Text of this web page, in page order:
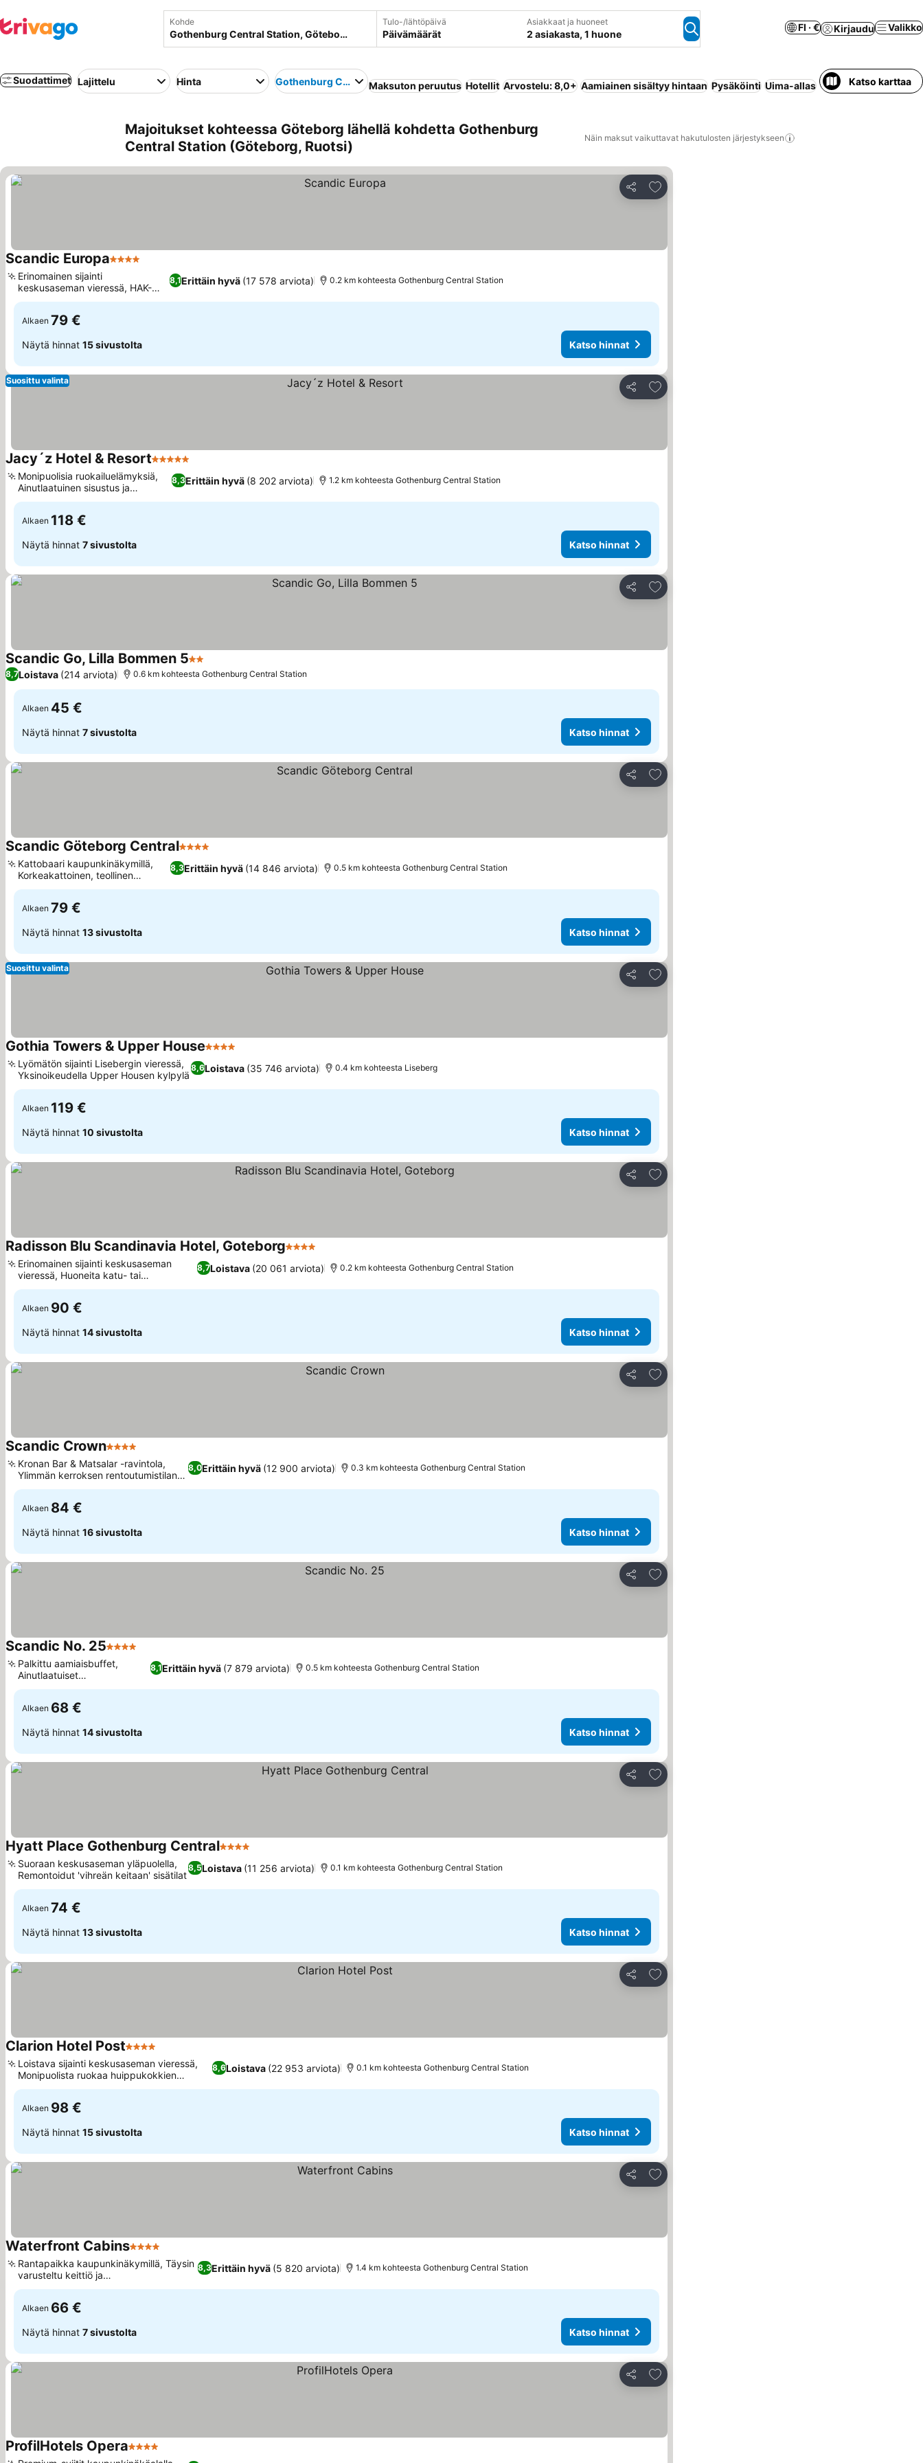
Kohde Tulo-/lähtöpäivä
Päivämäärät
Asiakkaat ja huoneet
2 asiakasta, 1 huone
FI · € Kirjaudu Valikko
Suodattimet Lajittelu Hinta Gothenburg Central StationMaksuton peruutus Hotellit Arvostelu: 8,0+ Aamiainen sisältyy hintaan Pysäköinti Uima-allas Huoneisto palveluilla
Katso karttaa
Majoitukset kohteessa Göteborg lähellä kohdetta Gothenburg
Central Station (Göteborg, Ruotsi)
Näin maksut vaikuttavat hakutulosten järjestykseen
Jaa
Lisää suosikkeihin
Scandic Europa4 Tähtiluokitus
8,1Erittäin hyvä (17 578 arviota)
Erinomainen sijainti
keskusaseman vieressä, HAK-
ravintola ja baari
0.2 km kohteesta Gothenburg Central Station
Alkaen 79 €
Näytä hinnat 15 sivustolta Katso hinnat
Jaa
Lisää suosikkeihin
Suosittu valinta
Jacy´z Hotel & Resort5 Tähtiluokitus
8,3Erittäin hyvä (8 202 arviota)
Monipuolisia ruokailuelämyksiä,
Ainutlaatuinen sisustus ja
tunnelma
1.2 km kohteesta Gothenburg Central Station
Alkaen 118 €
Näytä hinnat 7 sivustolta Katso hinnat
Jaa
Lisää suosikkeihin
Scandic Go, Lilla Bommen 52 Tähtiluokitus
8,7Loistava (214 arviota) 0.6 km kohteesta Gothenburg Central Station
Alkaen 45 €
Näytä hinnat 7 sivustolta Katso hinnat
Jaa
Lisää suosikkeihin
Scandic Göteborg Central4 Tähtiluokitus
8,3Erittäin hyvä (14 846 arviota)
Kattobaari kaupunkinäkymillä,
Korkeakattoinen, teollinen
estetiikka
0.5 km kohteesta Gothenburg Central Station
Alkaen 79 €
Näytä hinnat 13 sivustolta Katso hinnat
Jaa
Lisää suosikkeihin
Suosittu valinta
Gothia Towers & Upper House4 Tähtiluokitus
8,6Loistava (35 746 arviota)
Lyömätön sijainti Lisebergin vieressä,
Yksinoikeudella Upper Housen kylpylä
0.4 km kohteesta Liseberg
Alkaen 119 €
Näytä hinnat 10 sivustolta Katso hinnat
Jaa
Lisää suosikkeihin
Radisson Blu Scandinavia Hotel, Goteborg4 Tähtiluokitus
8,7Loistava (20 061 arviota)
Erinomainen sijainti keskusaseman
vieressä, Huoneita katu- tai
kanavanäkymillä
0.2 km kohteesta Gothenburg Central Station
Alkaen 90 €
Näytä hinnat 14 sivustolta Katso hinnat
Jaa
Lisää suosikkeihin
Scandic Crown4 Tähtiluokitus
8,0Erittäin hyvä (12 900 arviota)
Kronan Bar & Matsalar -ravintola,
Ylimmän kerroksen rentoutumistilan
näkymät
0.3 km kohteesta Gothenburg Central Station
Alkaen 84 €
Näytä hinnat 16 sivustolta Katso hinnat
Jaa
Lisää suosikkeihin
Scandic No. 254 Tähtiluokitus
8,1Erittäin hyvä (7 879 arviota)
Palkittu aamiaisbuffet,
Ainutlaatuiset
junaratanäkymät
0.5 km kohteesta Gothenburg Central Station
Alkaen 68 €
Näytä hinnat 14 sivustolta Katso hinnat
Jaa
Lisää suosikkeihin
Hyatt Place Gothenburg Central4 Tähtiluokitus
8,5Loistava (11 256 arviota)
Suoraan keskusaseman yläpuolella,
Remontoidut 'vihreän keitaan' sisätilat
0.1 km kohteesta Gothenburg Central Station
Alkaen 74 €
Näytä hinnat 13 sivustolta Katso hinnat
Jaa
Lisää suosikkeihin
Clarion Hotel Post4 Tähtiluokitus
8,6Loistava (22 953 arviota)
Loistava sijainti keskusaseman vieressä,
Monipuolista ruokaa huippukokkien
valmistamana
0.1 km kohteesta Gothenburg Central Station
Alkaen 98 €
Näytä hinnat 15 sivustolta Katso hinnat
Jaa
Lisää suosikkeihin
Waterfront Cabins4 Tähtiluokitus
8,3Erittäin hyvä (5 820 arviota)
Rantapaikka kaupunkinäkymillä, Täysin
varusteltu keittiö ja
pyykinpesumahdollisuus
1.4 km kohteesta Gothenburg Central Station
Alkaen 66 €
Näytä hinnat 7 sivustolta Katso hinnat
Jaa
Lisää suosikkeihin
ProfilHotels Opera4 Tähtiluokitus